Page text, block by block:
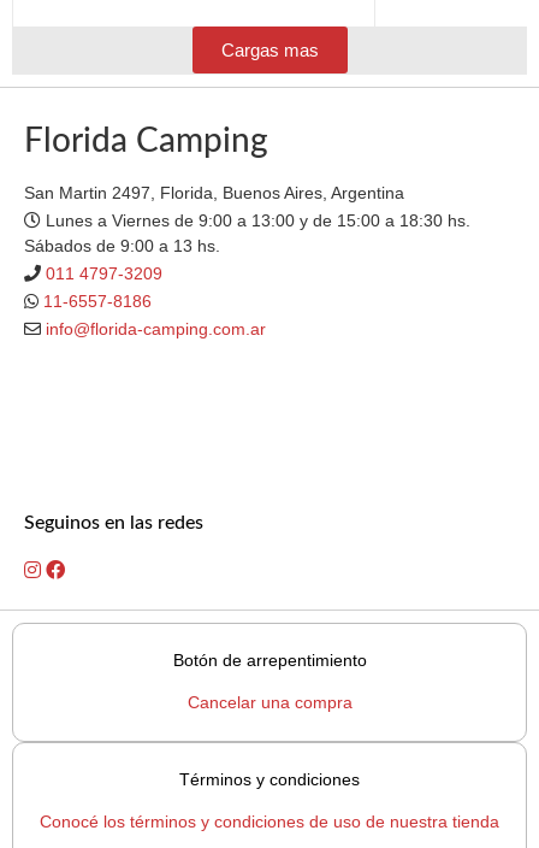
Cargas mas
Florida Camping
San Martin 2497, Florida, Buenos Aires, Argentina
Lunes a Viernes de 9:00 a 13:00 y de 15:00 a 18:30 hs.
Sábados de 9:00 a 13 hs.
011 4797-3209
11-6557-8186
info@florida-camping.com.ar
Seguinos en las redes
Botón de arrepentimiento
Cancelar una compra
Términos y condiciones
Conocé los términos y condiciones de uso de nuestra tienda